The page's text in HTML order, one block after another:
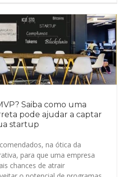
Saiba como uma
pode ajudar a captar
startup
na ótica da
para que uma empresa
chances de atrair